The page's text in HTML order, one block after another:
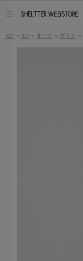
ー
TOP > SLY > すべて > ボトム >